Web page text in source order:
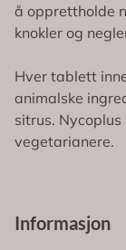
Informasjon
å opprettholde
knokler og
Hver tablett
animalske
sitrus.
vegetarianere.